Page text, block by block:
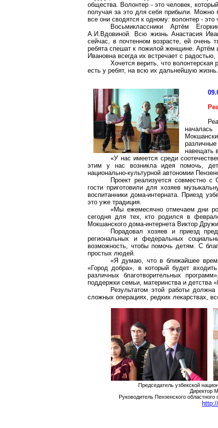
общества. Волонтер - это человек,
получая за это для себя прибыли. Можно
все они сводятся к одному: волонтер -
Восьмиклассники Артём
А.И.Вдовиной. Всю жизнь Анастасия
сейчас, в почтенном возрасте, ей
ребята спешат к пожилой женщине. Артём
Ивановна всегда их встречает с
Хочется верить, что волонтерская
есть у ребят, на всю их дальнейшую жизнь.
навещать
«У нас имеется среди
этим у нас возникла идея помочь,
национально-культурной автономии
Проект реализуется совместно
гости приготовили для хозяев
воспитанники дома-интерната. Приезд
это уже традиция.
«Мы ежемесячно отмечаем дни
сегодня для тех, кто родился в
Мокшанского дома-интернета Виктор
Порадовал хозяев и приезд
региональных и федеральных
возможность, чтобы помочь детям. С
простых людей.
«Я думаю, что в ближайшее время
«Город добра», в который будет
различных благотворительных
поддержки семьи, материнства и детства
Результатом этой работы должна
сложных операциях, редких лекарствах,
Председатель узбекской
Директор
Руководитель Пензенского